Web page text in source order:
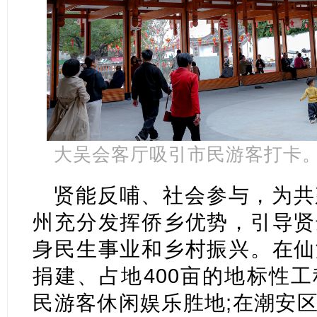
大吴会客厅吸引市民游客打卡
贤能反哺、社会参与，为
州充分发挥侨乡优势，引导
身民生事业和乡村振兴。在
捐建、占地400亩的地标性
民游客休闲娱乐胜地;在潮安